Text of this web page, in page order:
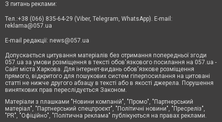
З питань реклами:
Тел.:+38 (066) 835-64-29 (Viber, Telegram, WhatsApp). E-mail:
reklama@057.ua
E-mail редакції: news@057.ua
Допускається цитування матеріалів без отримання попередньої згоди
057.ua за умови розміщення в тексті обов'язкового посилання на 057.ua -
Сайт міста Харкова. Для інтернет-видань обов'язкове розміщення
прямого, відкритого для пошукових систем гіперпосилання на цитовані
статті не нижче другого абзацу в тексті або в якості джерела. Порушення
виняткових прав переслідується Законом.
Матеріали з плашками "Новини компаній", "Промо", "Партнерський
матеріал", "Партнерський спецпроєкт", "Політичні новини", "Пресреліз",
"PR", "Офіційно", "Політична реклама" публікуються на правах реклами.